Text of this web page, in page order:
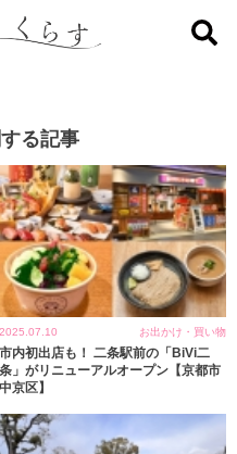
る記事
2025.07.10 お出かけ・買い物
市内初出店も！ 二条駅前の「BiVi二
条」がリニューアルオープン【京都市
中京区】